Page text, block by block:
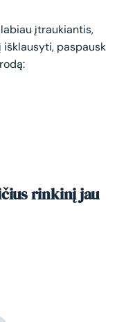
įtraukiantis,
paspausk
rinkinį jau